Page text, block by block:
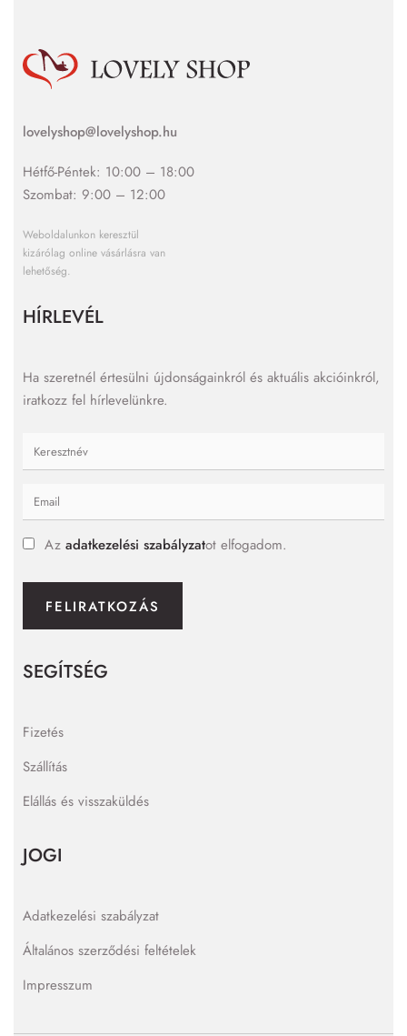
lovelyshop@lovelyshop.hu
Hétfő-Péntek: 10:00 – 18:00
Szombat: 9:00 – 12:00
Weboldalunkon keresztül
kizárólag online vásárlásra van
lehetőség.
SEGÍTSÉG
Fizetés
Szállítás
Elállás és visszaküldés
JOGI
Adatkezelési szabályzat
Általános szerződési feltételek
Impresszum
HÍRLEVÉL
Ha szeretnél értesülni újdonságainkról és aktuális akcióinkról,
iratkozz fel hírlevelünkre.
Az adatkezelési szabályzatot elfogadom.
FELIRATKOZÁS